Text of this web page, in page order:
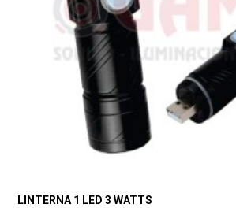
LINTERNA 1 LED 3 WATTS